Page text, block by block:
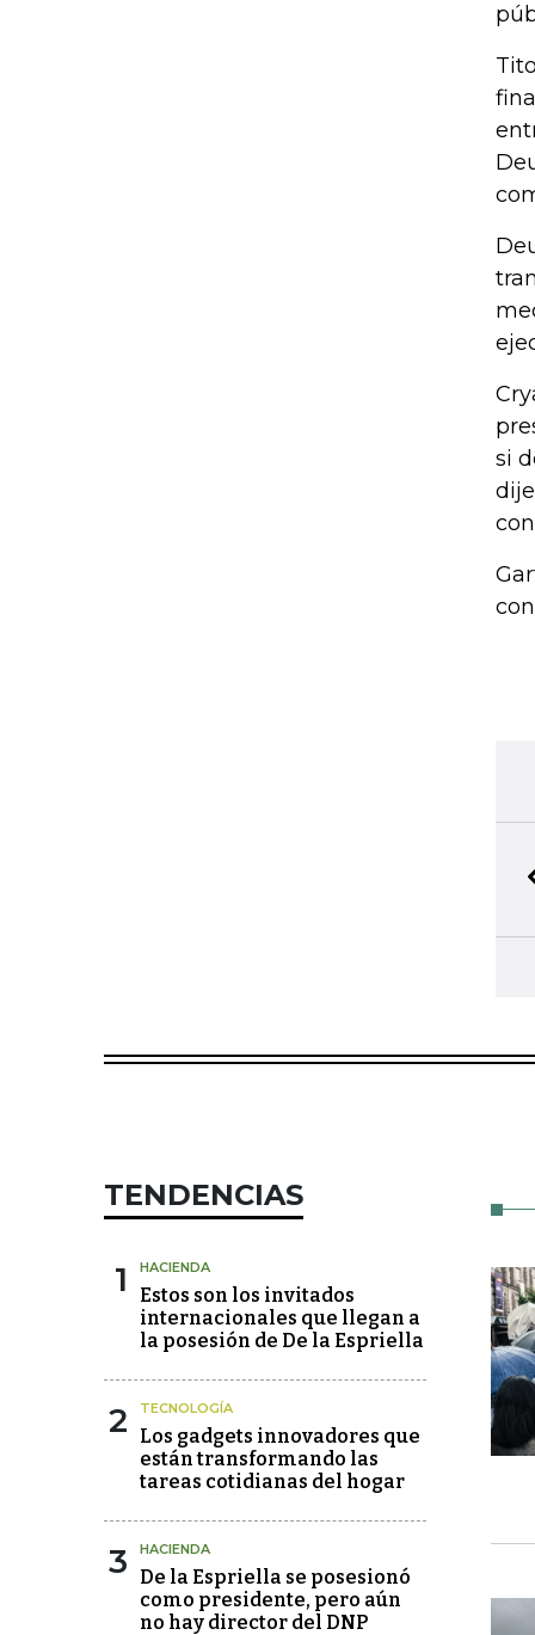
si
TENDENCIAS
1 HACIENDA
Estos son los invitados
internacionales que llegan a
la posesión de De la Espriella
2 TECNOLOGÍA
Los gadgets innovadores que
están transformando las
tareas cotidianas del hogar
3 HACIENDA
De la Espriella se posesionó
como presidente, pero aún
no hay director del DNP